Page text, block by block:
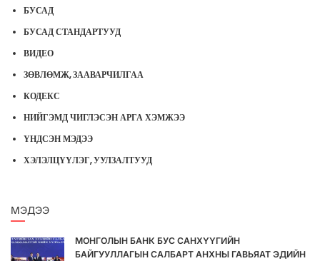
БУСАД
БУСАД СТАНДАРТУУД
ВИДЕО
ЗӨВЛӨМЖ, ЗААВАРЧИЛГАА
КОДЕКС
НИЙГЭМД ЧИГЛЭСЭН АРГА ХЭМЖЭЭ
ҮНДСЭН МЭДЭЭ
ХЭЛЭЛЦҮҮЛЭГ, УУЛЗАЛТУУД
МЭДЭЭ
МОНГОЛЫН БАНК БУС САНХҮҮГИЙН
БАЙГУУЛЛАГЫН САЛБАРТ АНХНЫ ГАВЬЯАТ ЭДИЙН